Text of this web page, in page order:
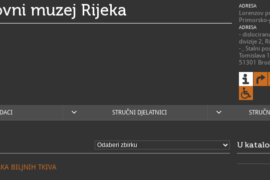
muzej Rijeka ADRESA
Lorenzov
ADRESA
-
divizije 2,
- , Stalni
Tomislava 1
51301
> Muzej:
praznikom
> Stalni
Kupi:
F 051/
E
W
STRUČNI DJELATNICI
BILJNIH TKIVA
U